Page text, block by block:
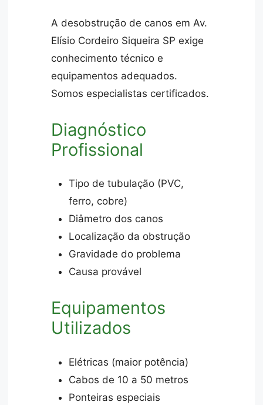
A desobstrução de canos em Av.
Elísio Cordeiro Siqueira SP exige
conhecimento técnico e
equipamentos adequados.
Somos especialistas certificados.
Diagnóstico
Profissional
Tipo de tubulação (PVC,
ferro, cobre)
Diâmetro dos canos
Localização da obstrução
Gravidade do problema
Causa provável
Equipamentos
Utilizados
Elétricas (maior potência)
Cabos de 10 a 50 metros
Ponteiras especiais